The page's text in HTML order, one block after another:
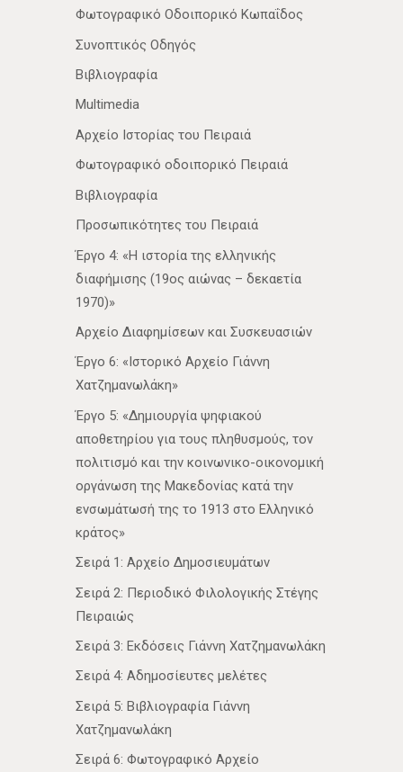
Φωτογραφικό Οδοιπορικό Κωπαΐδος
Συνοπτικός Οδηγός
Βιβλιογραφία
Multimedia
Αρχείο Ιστορίας του Πειραιά
Φωτογραφικό οδοιπορικό Πειραιά
Βιβλιογραφία
Προσωπικότητες του Πειραιά
Έργο 4: «Η ιστορία της ελληνικής
διαφήμισης (19ος αιώνας – δεκαετία
1970)»
Αρχείο Διαφημίσεων και Συσκευασιών
Έργο 6: «Ιστορικό Αρχείο Γιάννη
Χατζημανωλάκη»
Έργο 5: «Δημιουργία ψηφιακού
αποθετηρίου για τους πληθυσμούς, τον
πολιτισμό και την κοινωνικο-οικονομική
οργάνωση της Μακεδονίας κατά την
ενσωμάτωσή της το 1913 στο Ελληνικό
κράτος»
Σειρά 1: Αρχείο Δημοσιευμάτων
Σειρά 2: Περιοδικό Φιλολογικής Στέγης
Πειραιώς
Σειρά 3: Εκδόσεις Γιάννη Χατζημανωλάκη
Σειρά 4: Αδημοσίευτες μελέτες
Σειρά 5: Βιβλιογραφία Γιάννη
Χατζημανωλάκη
Σειρά 6: Φωτογραφικό Αρχείο